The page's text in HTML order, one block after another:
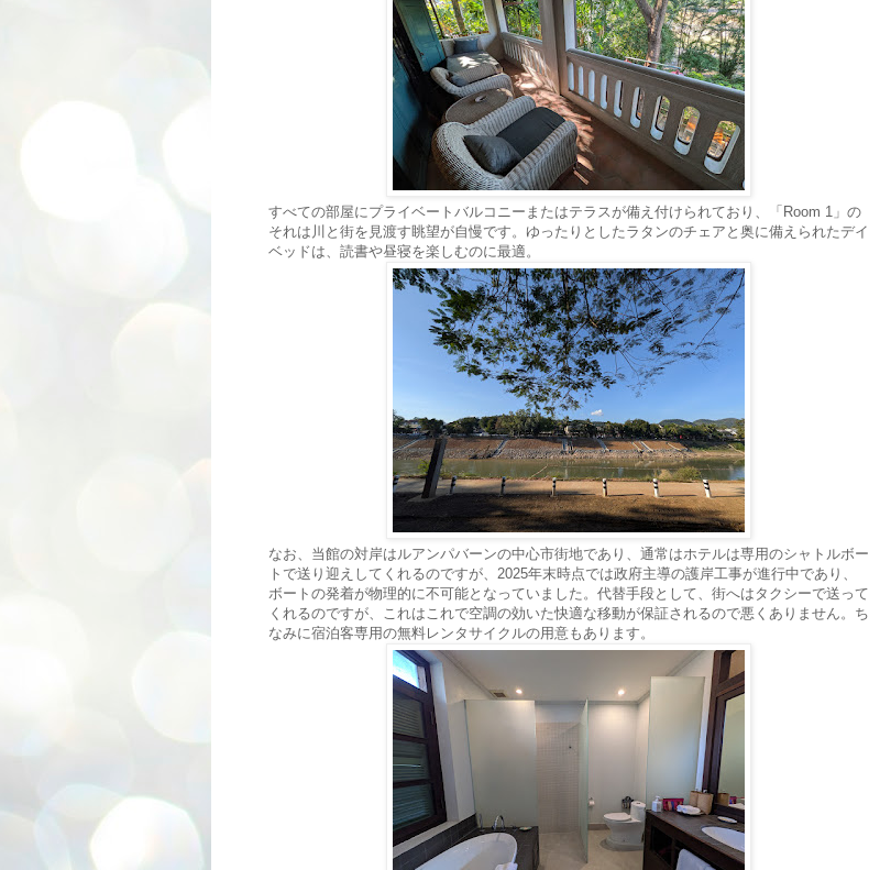
すべての部屋にプライベートバルコニーまたはテラスが備え付けられており、「Room 1」の
それは川と街を見渡す眺望が自慢です。ゆったりとしたラタンのチェアと奥に備えられたデイ
ベッドは、読書や昼寝を楽しむのに最適。
なお、当館の対岸はルアンパバーンの中心市街地であり、通常はホテルは専用のシャトルボー
トで送り迎えしてくれるのですが、2025年末時点では政府主導の護岸工事が進行中であり、
ボートの発着が物理的に不可能となっていました。代替手段として、街へはタクシーで送って
くれるのですが、これはこれで空調の効いた快適な移動が保証されるので悪くありません。ち
なみに宿泊客専用の無料レンタサイクルの用意もあります。